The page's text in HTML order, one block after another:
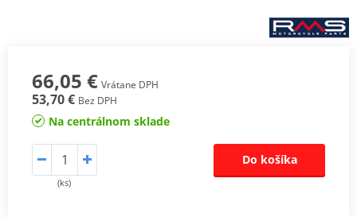
66,05 € Vrátane DPH
53,70 € Bez DPH
Na centrálnom sklade
(ks)
Do košíka